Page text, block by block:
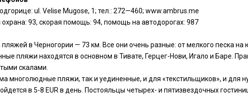
ul. Velise Mugose, 1; тел.: 272—460; www.ambrus.me
93, скорая помощь: 94, помощь на автодорогах: 987
в Черногории — 73 км. Все они очень разные: от мелкого песка
пляжи находятся в основном в Тивате, Герцег-Нови, Игало и Баре.
скалами.
многолюдные пляжи, так и уединенные, и для «текстильщиков», и для
в 5-8 EUR в день. Постояльцы четырех- и пятизвездочных